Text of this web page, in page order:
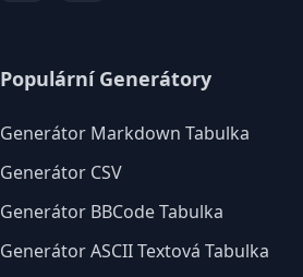
Populární Generátory
Generátor Markdown Tabulka
Generátor CSV
Generátor BBCode Tabulka
Generátor ASCII Textová Tabulka